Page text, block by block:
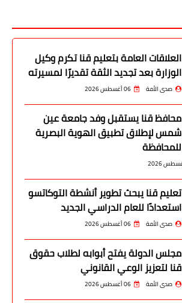
العلاقات العامة بتعليم قنا تكرم وكيل
الوزارة بعد تجديد الثقة تقديرًا لمسيرته
صدى الأمة 06 أغسطس 2026
محافظ قنا يستقبل وفد جامعة عين
شمس لإطلاق تطبيق الهوية البصرية
للمحافظة
تعليم قنا يبحث تطوير أنشطة التوكاتسو
استعدادًا للعام الدراسي الجديد
صدى الأمة 06 أغسطس 2026
مجلس الدولة يفتح أبوابه لطلاب حقوق
قنا لتعزيز الوعي القانوني
صدى الأمة 06 أغسطس 2026